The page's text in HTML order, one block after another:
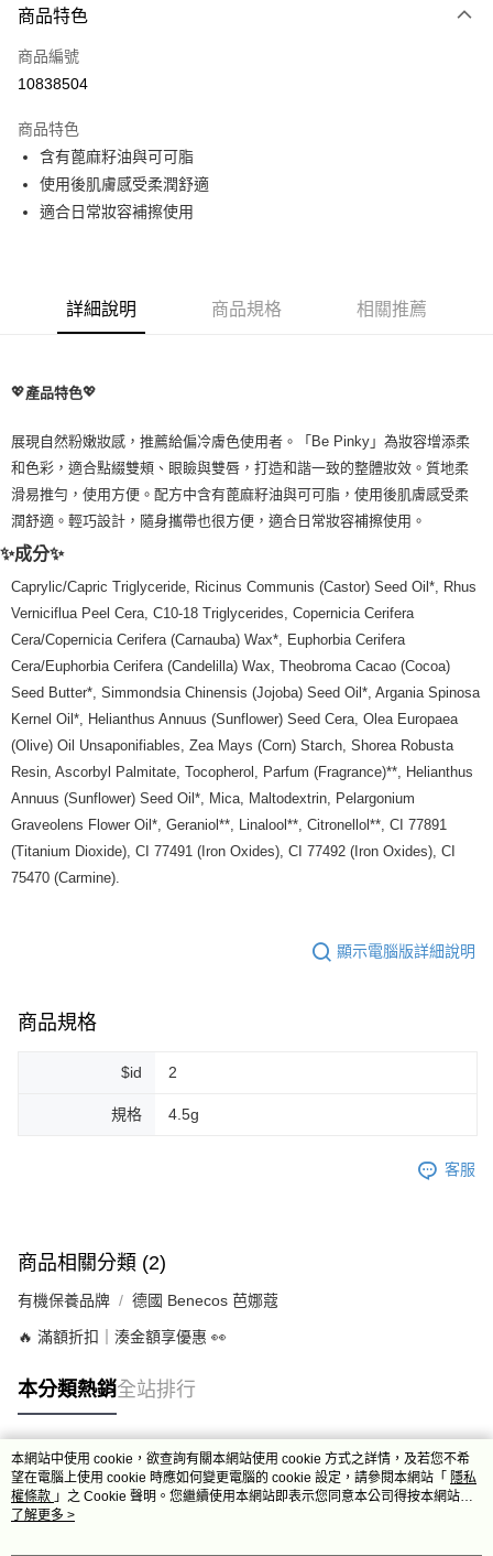
信用卡一次付款
超商取貨付款
Apple Pay
街口支付
ATM付款
全家取貨付款
每筆NT$80，滿NT$999(含以上)免運費
全家純取貨 (先付款
每筆NT$80，滿NT$999(含以上)免運費
7-11取貨付款
7-11純取貨 (先付款
每筆NT$80，滿NT$999(含以上)免運費
宅配
每筆NT$100，滿NT$999(含以上)免運費
離島宅配（澎湖、金門、馬祖、小琉球）
付款後門市自取
免運費
商品特色
商品編號
10838504
商品特色
含有蓖麻籽油與可可脂
使用後肌膚感受柔潤舒適
適合日常妝容補擦使用
詳細說明 商品規格 相關推薦
💖產品特色💖
展現自然粉嫩妝感，推薦給偏冷膚色使用者。「Be Pinky」為妝容增添柔
和色彩，適合點綴雙頰、眼瞼與雙唇，打造和諧一致的整體妝效。質地柔
滑易推勻，使用方便。配方中含有蓖麻籽油與可可脂，使用後肌膚感受柔
潤舒適。輕巧設計，隨身攜帶也很方便，適合日常妝容補擦使用。
✨成分✨
Caprylic/Capric Triglyceride, Ricinus Communis (Castor) Seed Oil*, Rhus
Verniciflua Peel Cera, C10-18 Triglycerides, Copernicia Cerifera
Cera/Copernicia Cerifera (Carnauba) Wax*, Euphorbia Cerifera
Cera/Euphorbia Cerifera (Candelilla) Wax, Theobroma Cacao (Cocoa)
Seed Butter*, Simmondsia Chinensis (Jojoba) Seed Oil*, Argania Spinosa
Kernel Oil*, Helianthus Annuus (Sunflower) Seed Cera, Olea Europaea
(Olive) Oil Unsaponifiables, Zea Mays (Corn) Starch, Shorea Robusta
Resin, Ascorbyl Palmitate, Tocopherol, Parfum (Fragrance)**, Helianthus
Annuus (Sunflower) Seed Oil*, Mica, Maltodextrin, Pelargonium
Graveolens Flower Oil*, Geraniol**, Linalool**, Citronellol**, CI 77891
(Titanium Dioxide), CI 77491 (Iron Oxides), CI 77492 (Iron Oxides), CI
75470 (Carmine).
顯示電腦版詳細說明
商品規格
$id 2
規格 4.5g
客服
商品相關分類 (2)
有機保養品牌 德國 Benecos 芭娜蔻
🔥 滿額折扣｜湊金額享優惠 👀
本分類熱銷全站排行
熱門標籤
本網站中使用 cookie，欲查詢有關本網站使用 cookie 方式之詳情，及若您不希
望在電腦上使用 cookie 時應如何變更電腦的 cookie 設定，請參閱本網站「 隱私
權條款 」之 Cookie 聲明。您繼續使用本網站即表示您同意本公司得按本網站使
用條款之 Cookie 聲明使用 cookie。
了解更多 >